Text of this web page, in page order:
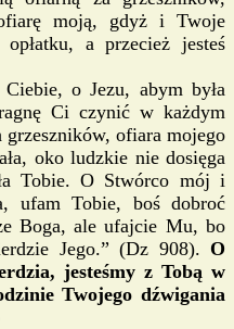
moją, gdyż i Twoje
a przecież jesteś
o Jezu, abym była
Ci czynić w każdym
grzeszników, ofiara mojego
oko ludzkie nie dosięga
Tobie. O Stwórco mój i
ufam Tobie, boś dobroć
Boga, ale ufajcie Mu, bo
Jego.” (Dz 908). O
jesteśmy z Tobą w
Twojego dźwigania